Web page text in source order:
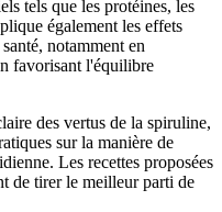
tels que les protéines, les
également les effets
notamment en
favorisant l'équilibre
des vertus de la spiruline,
sur la manière de
Les recettes proposées
de tirer le meilleur parti de